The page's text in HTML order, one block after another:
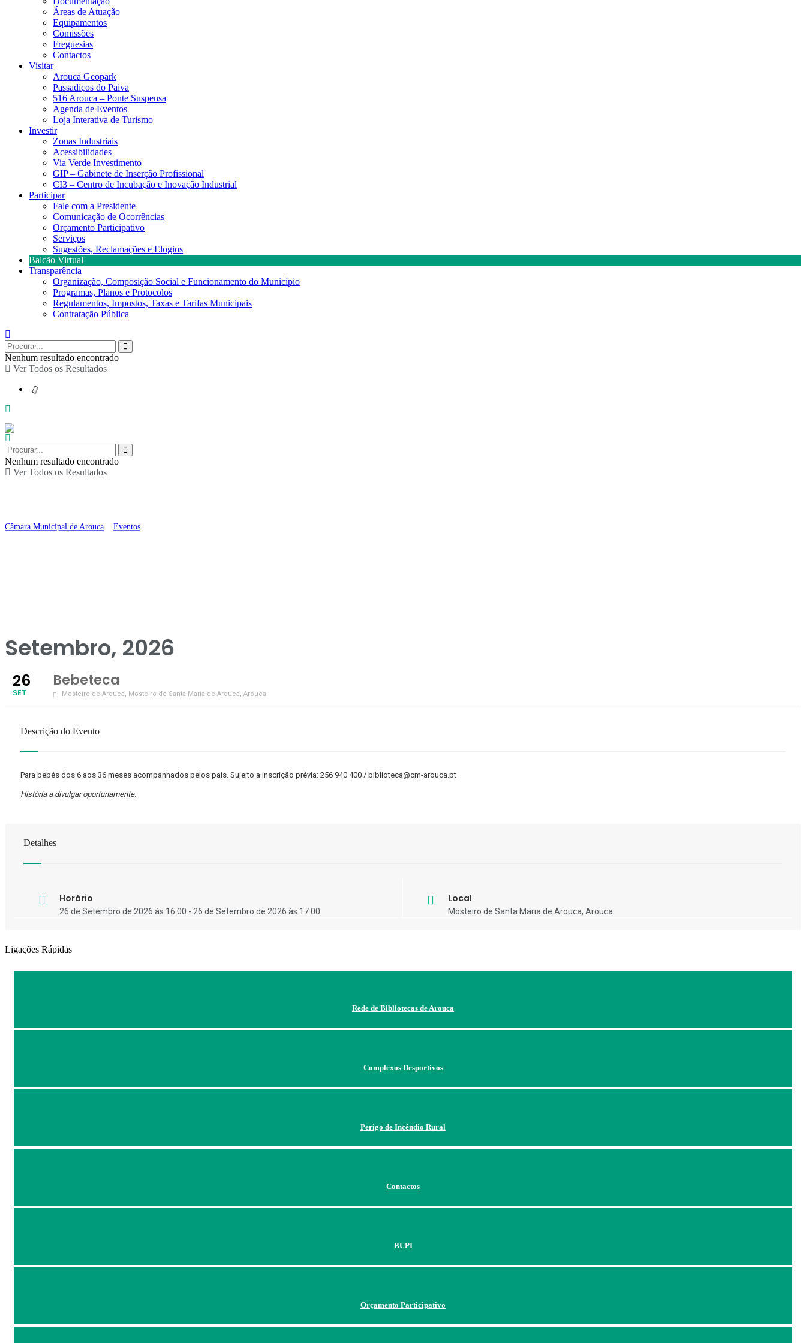
Áreas de Atuação
Equipamentos
Comissões
Freguesias
Contactos
Visitar
Arouca Geopark
Passadiços do Paiva
516 Arouca – Ponte Suspensa
Agenda de Eventos
Loja Interativa de Turismo
Investir
Zonas Industriais
Acessibilidades
Via Verde Investimento
GIP – Gabinete de Inserção Profissional
CI3 – Centro de Incubação e Inovação Industrial
Participar
Fale com a Presidente
Comunicação de Ocorrências
Orçamento Participativo
Serviços
Sugestões, Reclamações e Elogios
Balcão Virtual
Transparência
Organização, Composição Social e Funcionamento do Município
Programas, Planos e Protocolos
Regulamentos, Impostos, Taxas e Tarifas Municipais
Contratação Pública
Nenhum resultado encontrado
Ver Todos os Resultados
Nenhum resultado encontrado
Ver Todos os Resultados
Câmara Municipal de Arouca Eventos
Setembro, 2026
26
SET
Bebeteca
Mosteiro de Arouca, Mosteiro de Santa Maria de Arouca, Arouca
Descrição do Evento
Para bebés dos 6 aos 36 meses acompanhados pelos pais. Sujeito a inscrição prévia: 256 940 400 / biblioteca@cm-arouca.pt
História a divulgar oportunamente.
Detalhes
Horário
26 de Setembro de 2026 às 16:00 - 26 de Setembro de 2026 às 17:00
Local
Mosteiro de Santa Maria de Arouca, Arouca
Ligações Rápidas
Rede de Bibliotecas de Arouca
Complexos Desportivos
Perigo de Incêndio Rural
Contactos
BUPI
Orçamento Participativo